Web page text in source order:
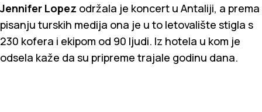
Jennifer Lopez održala je koncert u Antaliji, a prema
pisanju turskih medija ona je u to letovalište stigla s
230 kofera i ekipom od 90 ljudi. Iz hotela u kom je
odsela kaže da su pripreme trajale godinu dana.